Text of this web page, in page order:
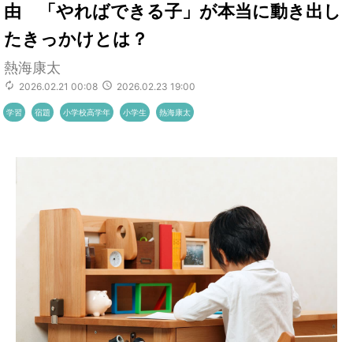
由 「やればできる子」が本当に動き出し
たきっかけとは？
熱海康太
2026.02.21 00:08 2026.02.23 19:00
学習 宿題 小学校高学年 小学生 熱海康太